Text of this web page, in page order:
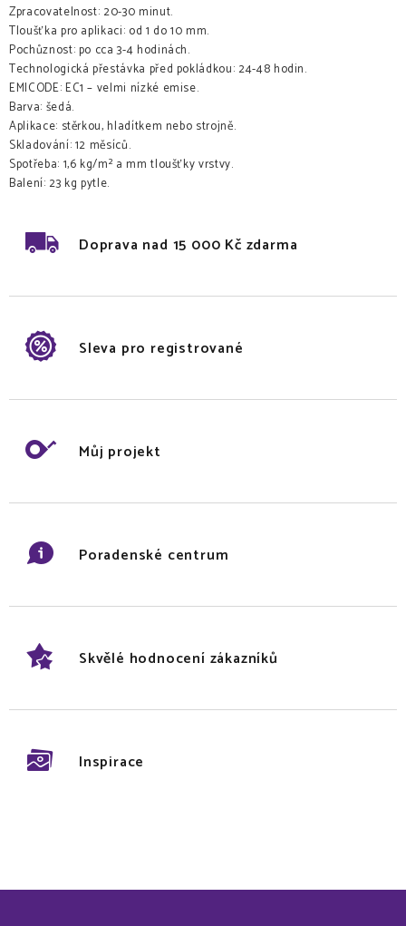
Zpracovatelnost: 20-30 minut.
Tloušťka pro aplikaci: od 1 do 10 mm.
Pochůznost: po cca 3-4 hodinách.
Technologická přestávka před pokládkou: 24-48 hodin.
EMICODE: EC1 – velmi nízké emise.
Barva: šedá.
Aplikace: stěrkou, hladítkem nebo strojně.
Skladování: 12 měsíců.
Spotřeba: 1,6 kg/m² a mm tloušťky vrstvy.
Balení: 23 kg pytle.
Doprava nad 15 000 Kč zdarma
Sleva pro registrované
Můj projekt
Poradenské centrum
Skvělé hodnocení zákazníků
Inspirace